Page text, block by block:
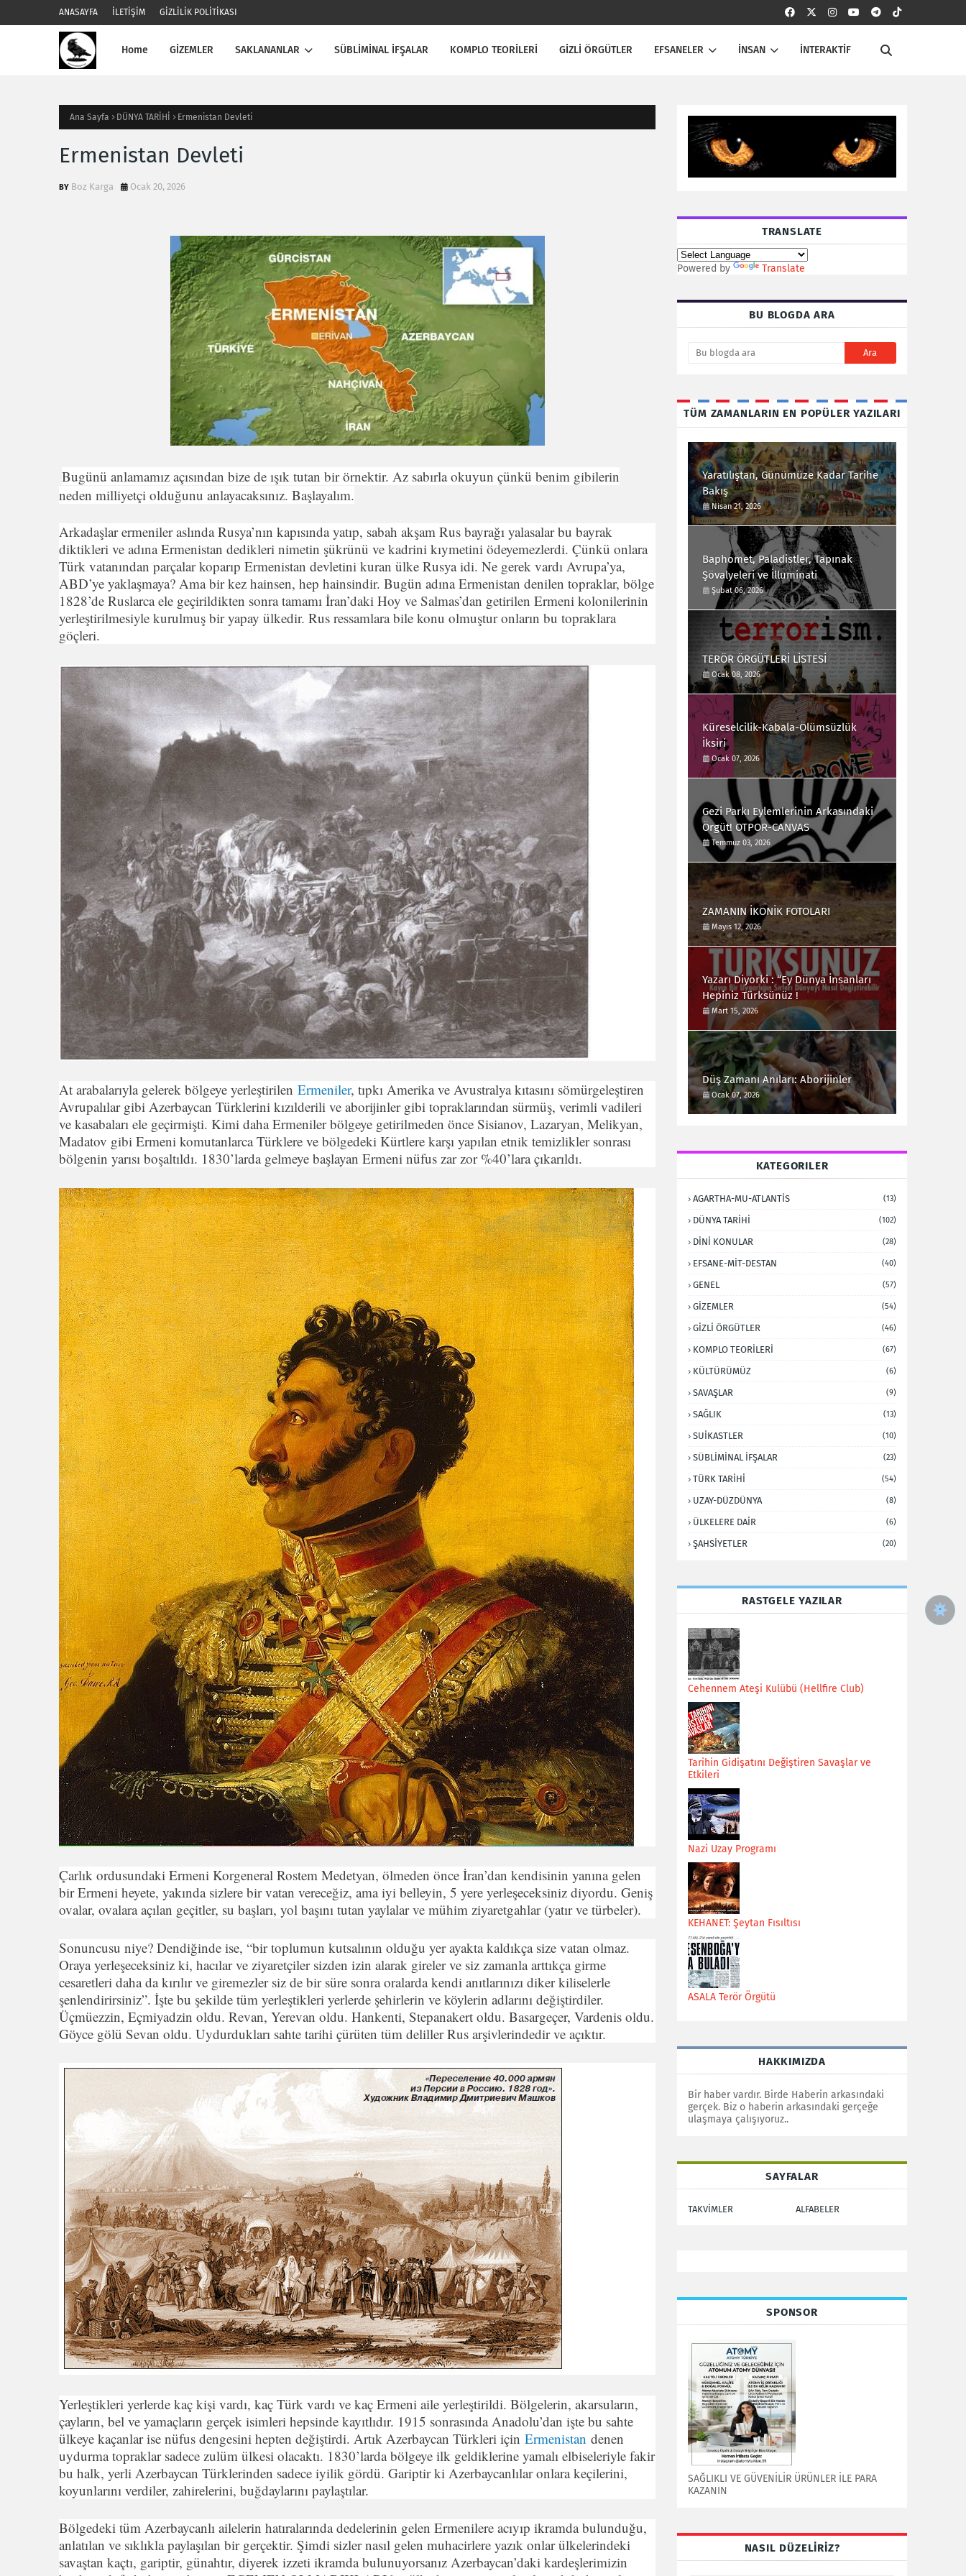
ANASAYFA İLETİŞİM GİZLİLİK POLİTİKASI
Home GİZEMLER SAKLANANLAR SÜBLİMİNAL İFŞALAR KOMPLO TEORİLERİ GİZLİ ÖRGÜTLER EFSANELER İNSAN İNTERAKTİF
Ana Sayfa DÜNYA TARİHİ Ermenistan Devleti
Ermenistan Devleti
Boz Karga Ocak 20, 2026
Bugünü anlamamız açısından bize de ışık tutan bir örnektir. Az sabırla okuyun çünkü benim gibilerin
neden milliyetçi olduğunu anlayacaksınız. Başlayalım.
Arkadaşlar ermeniler aslında Rusya’nın kapısında yatıp, sabah akşam Rus bayrağı yalasalar bu bayrak
diktikleri ve adına Ermenistan dedikleri nimetin şükrünü ve kadrini kıymetini ödeyemezlerdi. Çünkü onlara
Türk vatanından parçalar koparıp Ermenistan devletini kuran ülke Rusya idi. Ne gerek vardı Avrupa’ya,
ABD’ye yaklaşmaya? Ama bir kez hainsen, hep hainsindir. Bugün adına Ermenistan denilen topraklar, bölge
1828’de Ruslarca ele geçirildikten sonra tamamı İran’daki Hoy ve Salmas’dan getirilen Ermeni kolonilerinin
yerleştirilmesiyle kurulmuş bir yapay ülkedir. Rus ressamlara bile konu olmuştur onların bu topraklara
göçleri.
At arabalarıyla gelerek bölgeye yerleştirilen Ermeniler, tıpkı Amerika ve Avustralya kıtasını sömürgeleştiren
Avrupalılar gibi Azerbaycan Türklerini kızılderili ve aborijinler gibi topraklarından sürmüş, verimli vadileri
ve kasabaları ele geçirmişti. Kimi daha Ermeniler bölgeye getirilmeden önce Sisianov, Lazaryan, Melikyan,
Madatov gibi Ermeni komutanlarca Türklere ve bölgedeki Kürtlere karşı yapılan etnik temizlikler sonrası
bölgenin yarısı boşaltıldı. 1830’larda gelmeye başlayan Ermeni nüfus zar zor %40’lara çıkarıldı.
Çarlık ordusundaki Ermeni Korgeneral Rostem Medetyan, ölmeden önce İran’dan kendisinin yanına gelen
bir Ermeni heyete, yakında sizlere bir vatan vereceğiz, ama iyi belleyin, 5 yere yerleşeceksiniz diyordu. Geniş
ovalar, ovalara açılan geçitler, su başları, yol başını tutan yaylalar ve mühim ziyaretgahlar (yatır ve türbeler).
Sonuncusu niye? Dendiğinde ise, “bir toplumun kutsalının olduğu yer ayakta kaldıkça size vatan olmaz.
Oraya yerleşeceksiniz ki, hacılar ve ziyaretçiler sizden izin alarak gireler ve siz zamanla arttıkça girme
cesaretleri daha da kırılır ve giremezler siz de bir süre sonra oralarda kendi anıtlarınızı diker kiliselerle
şenlendirirsiniz”. İşte bu şekilde tüm yerleştikleri yerlerde şehirlerin ve köylerin adlarını değiştirdiler.
Üçmüezzin, Eçmiyadzin oldu. Revan, Yerevan oldu. Hankenti, Stepanakert oldu. Basargeçer, Vardenis oldu.
Göyce gölü Sevan oldu. Uydurdukları sahte tarihi çürüten tüm deliller Rus arşivlerindedir ve açıktır.
Yerleştikleri yerlerde kaç kişi vardı, kaç Türk vardı ve kaç Ermeni aile yerleştirildi. Bölgelerin, akarsuların,
çayların, bel ve yamaçların gerçek isimleri hepsinde kayıtlıdır. 1915 sonrasında Anadolu’dan işte bu sahte
ülkeye kaçanlar ise nüfus dengesini hepten değiştirdi. Artık Azerbaycan Türkleri için Ermenistan denen
uydurma topraklar sadece zulüm ülkesi olacaktı. 1830’larda bölgeye ilk geldiklerine yamalı elbiseleriyle fakir
bu halk, yerli Azerbaycan Türklerinden sadece iyilik gördü. Gariptir ki Azerbaycanlılar onlara keçilerini,
koyunlarını verdiler, zahirelerini, buğdaylarını paylaştılar.
Bölgedeki tüm Azerbaycanlı ailelerin hatıralarında dedelerinin gelen Ermenilere acıyıp ikramda bulunduğu,
anlatılan ve sıklıkla paylaşılan bir gerçektir. Şimdi sizler nasıl gelen muhacirlere yazık onlar ülkelerindeki
savaştan kaçtı, gariptir, günahtır, diyerek izzeti ikramda bulunuyorsanız Azerbaycan’daki kardeşlerimizin
TRANSLATE
Powered by Translate
BU BLOGDA ARA
TÜM ZAMANLARIN EN POPÜLER YAZILARI
Yaratılıştan, Günümüze Kadar Tarihe
Bakış
Nisan 21, 2026
Baphomet, Paladistler, Tapınak
Şövalyeleri ve İlluminati
Şubat 06, 2026
TERÖR ÖRGÜTLERİ LİSTESİ
Ocak 08, 2026
Küreselcilik-Kabala-Ölümsüzlük
İksiri
Ocak 07, 2026
Gezi Parkı Eylemlerinin Arkasındaki
Örgüt! OTPOR-CANVAS
Temmuz 03, 2026
ZAMANIN İKONİK FOTOLARI
Mayıs 12, 2026
Yazarı Diyorki : “Ey Dünya İnsanları
Hepiniz Türksünüz !
Mart 15, 2026
Düş Zamanı Anıları: Aborijinler
Ocak 07, 2026
KATEGORILER
AGARTHA-MU-ATLANTİS (13)
DÜNYA TARİHİ (102)
DİNİ KONULAR (28)
EFSANE-MİT-DESTAN (40)
GENEL (57)
GİZEMLER (54)
GİZLİ ÖRGÜTLER (46)
KOMPLO TEORİLERİ (67)
KÜLTÜRÜMÜZ (6)
SAVAŞLAR (9)
SAĞLIK (13)
SUİKASTLER (10)
SÜBLİMİNAL İFŞALAR (23)
TÜRK TARİHİ (54)
UZAY-DÜZDÜNYA (8)
ÜLKELERE DAİR (6)
ŞAHSİYETLER (20)
RASTGELE YAZILAR
Cehennem Ateşi Kulübü (Hellfire Club)
Tarihin Gidişatını Değiştiren Savaşlar ve
Etkileri
Nazi Uzay Programı
KEHANET: Şeytan Fısıltısı
ASALA Terör Örgütü
HAKKIMIZDA
Bir haber vardır. Birde Haberin arkasındaki
gerçek. Biz o haberin arkasındaki gerçeğe
ulaşmaya çalışıyoruz..
SAYFALAR
TAKVİMLER ALFABELER
SPONSOR
SAĞLIKLI VE GÜVENİLİR ÜRÜNLER İLE PARA
KAZANIN
NASIL DÜZELİRİZ?